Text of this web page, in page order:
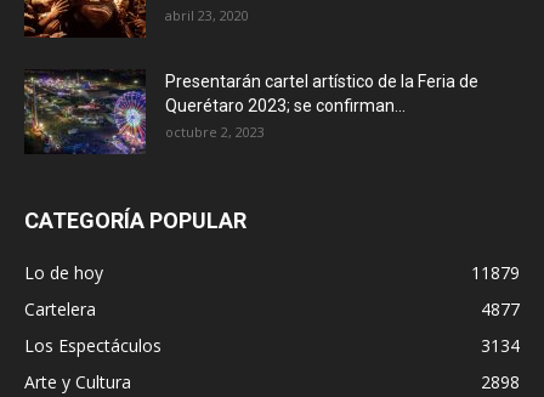
abril 23, 2020
Presentarán cartel artístico de la Feria de
Querétaro 2023; se confirman...
octubre 2, 2023
CATEGORÍA POPULAR
Lo de hoy
11879
Cartelera
4877
Los Espectáculos
3134
Arte y Cultura
2898